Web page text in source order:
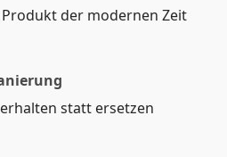
der modernen Zeit
statt ersetzen